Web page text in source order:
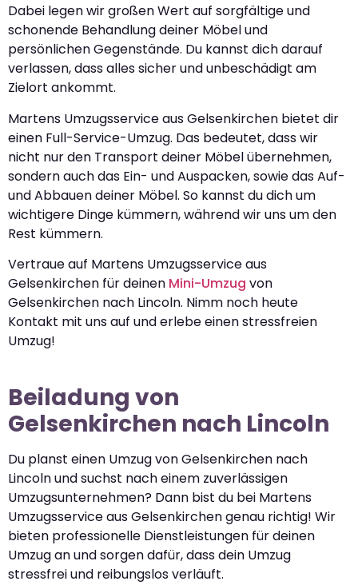
Dabei legen wir großen Wert auf sorgfältige und
schonende Behandlung deiner Möbel und
persönlichen Gegenstände. Du kannst dich darauf
verlassen, dass alles sicher und unbeschädigt am
Zielort ankommt.
Martens Umzugsservice aus Gelsenkirchen bietet dir
einen Full-Service-Umzug. Das bedeutet, dass wir
nicht nur den Transport deiner Möbel übernehmen,
sondern auch das Ein- und Auspacken, sowie das Auf-
und Abbauen deiner Möbel. So kannst du dich um
wichtigere Dinge kümmern, während wir uns um den
Rest kümmern.
Vertraue auf Martens Umzugsservice aus
Gelsenkirchen für deinen Mini-Umzug von
Gelsenkirchen nach Lincoln. Nimm noch heute
Kontakt mit uns auf und erlebe einen stressfreien
Umzug!
Beiladung von
Gelsenkirchen nach Lincoln
Du planst einen Umzug von Gelsenkirchen nach
Lincoln und suchst nach einem zuverlässigen
Umzugsunternehmen? Dann bist du bei Martens
Umzugsservice aus Gelsenkirchen genau richtig! Wir
bieten professionelle Dienstleistungen für deinen
Umzug an und sorgen dafür, dass dein Umzug
stressfrei und reibungslos verläuft.